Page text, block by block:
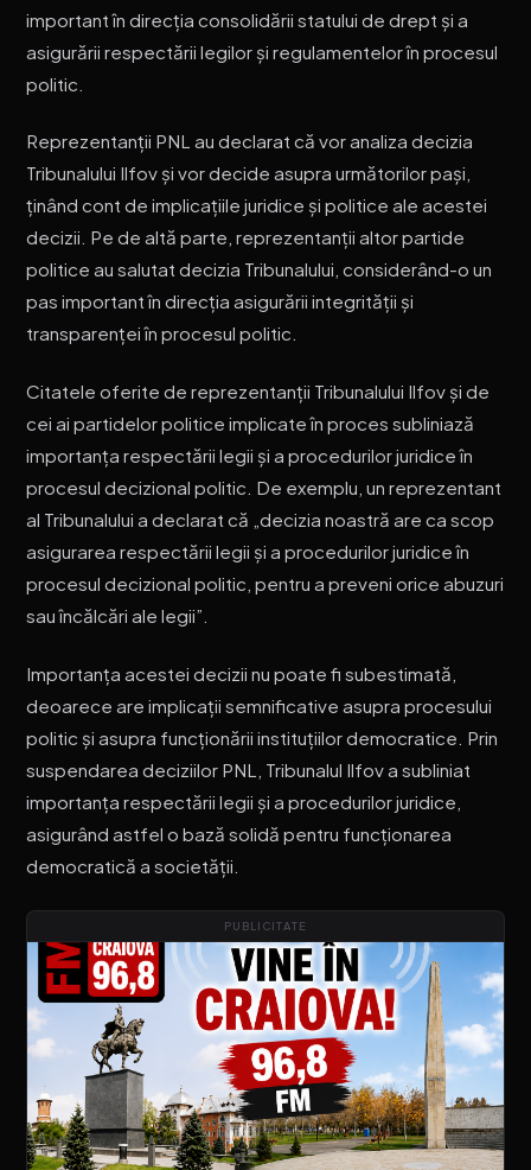
important în direcția consolidării statului de drept și a
asigurării respectării legilor și regulamentelor în procesul
politic.
Reprezentanții PNL au declarat că vor analiza decizia
Tribunalului Ilfov și vor decide asupra următorilor pași,
ținând cont de implicațiile juridice și politice ale acestei
decizii. Pe de altă parte, reprezentanții altor partide
politice au salutat decizia Tribunalului, considerând-o un
pas important în direcția asigurării integrității și
transparenței în procesul politic.
Citatele oferite de reprezentanții Tribunalului Ilfov și de
cei ai partidelor politice implicate în proces subliniază
importanța respectării legii și a procedurilor juridice în
procesul decizional politic. De exemplu, un reprezentant
al Tribunalului a declarat că „decizia noastră are ca scop
asigurarea respectării legii și a procedurilor juridice în
procesul decizional politic, pentru a preveni orice abuzuri
sau încălcări ale legii”.
Importanța acestei decizii nu poate fi subestimată,
deoarece are implicații semnificative asupra procesului
politic și asupra funcționării instituțiilor democratice. Prin
suspendarea deciziilor PNL, Tribunalul Ilfov a subliniat
importanța respectării legii și a procedurilor juridice,
asigurând astfel o bază solidă pentru funcționarea
democratică a societății.
PUBLICITATE